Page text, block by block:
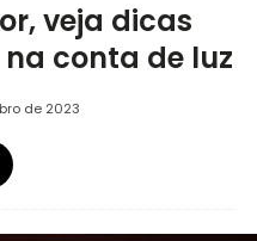
veja dicas
conta de luz
de 2023